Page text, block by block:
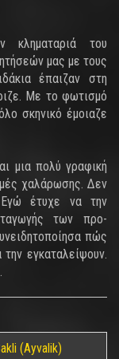
του
μας με τους
έπαιζαν στη
Με το φωτισμό
σκηνικό έμοιαζε
μια πολύ γραφική
χαλάρωσης. Δεν
Εγώ έτυχε να την
των προ-
πώς
εγκαταλείψουν.
(Ayvalik)